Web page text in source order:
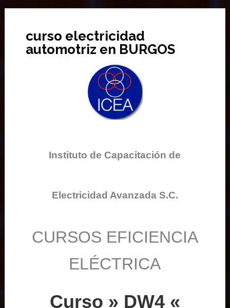
curso electricidad
automotriz en BURGOS
Instituto de Capacitación de
Electricidad Avanzada S.C.
CURSOS EFICIENCIA
ELÉCTRICA
Curso » DW4 «